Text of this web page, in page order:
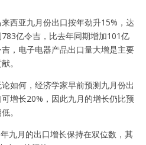
西亚九月份出口按年劲升15%，达
亿令吉，比去年同期增加101亿
，电子电器产品出口量大增是主要
。
如何，经济学家早前预测九月份出
可增长20%，因此九月的增长仍比预
。
九月的出口增长保持在双位数，其